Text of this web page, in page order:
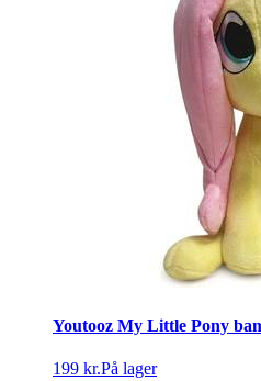
Youtooz My Little Pony
199 kr.På lager